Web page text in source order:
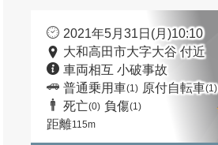
2021年5月31日(月)10:10
大和高田市大字大谷 付近
車両相互 小破事故
普通乗用車(1) 原付自転車(1)
死亡(0) 負傷(1)
距離115m